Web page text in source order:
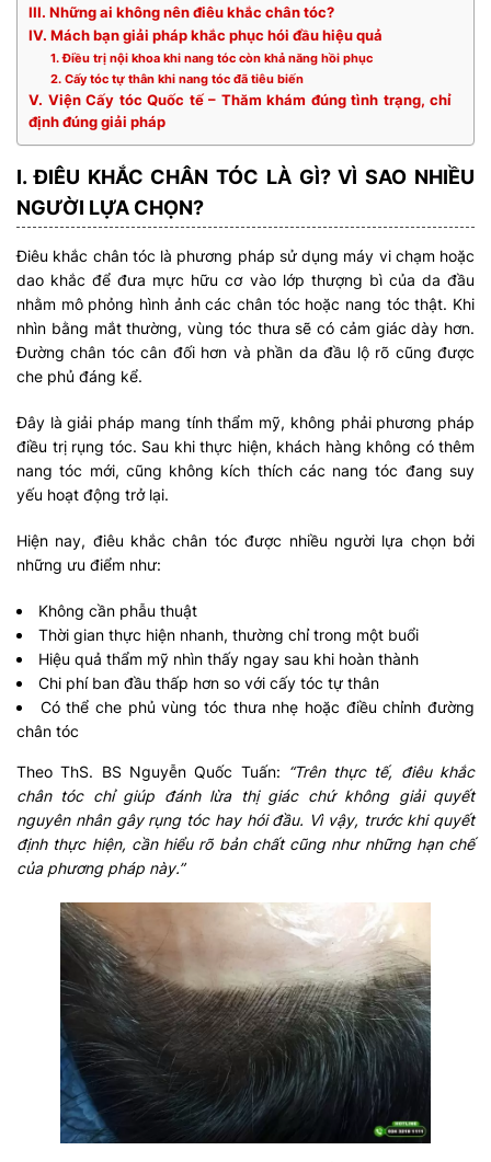
III. Những ai không nên điêu khắc chân tóc?
IV. Mách bạn giải pháp khắc phục hói đầu hiệu quả
1. Điều trị nội khoa khi nang tóc còn khả năng hồi phục
2. Cấy tóc tự thân khi nang tóc đã tiêu biến
V. Viện Cấy tóc Quốc tế – Thăm khám đúng tình trạng, chỉ
định đúng giải pháp
I. ĐIÊU KHẮC CHÂN TÓC LÀ GÌ? VÌ SAO NHIỀU
NGƯỜI LỰA CHỌN?
Điêu khắc chân tóc là phương pháp sử dụng máy vi chạm hoặc
dao khắc để đưa mực hữu cơ vào lớp thượng bì của da đầu
nhằm mô phỏng hình ảnh các chân tóc hoặc nang tóc thật. Khi
nhìn bằng mắt thường, vùng tóc thưa sẽ có cảm giác dày hơn.
Đường chân tóc cân đối hơn và phần da đầu lộ rõ cũng được
che phủ đáng kể.
Đây là giải pháp mang tính thẩm mỹ, không phải phương pháp
điều trị rụng tóc. Sau khi thực hiện, khách hàng không có thêm
nang tóc mới, cũng không kích thích các nang tóc đang suy
yếu hoạt động trở lại.
Hiện nay, điêu khắc chân tóc được nhiều người lựa chọn bởi
những ưu điểm như:
Không cần phẫu thuật
Thời gian thực hiện nhanh, thường chỉ trong một buổi
Hiệu quả thẩm mỹ nhìn thấy ngay sau khi hoàn thành
Chi phí ban đầu thấp hơn so với cấy tóc tự thân
Có thể che phủ vùng tóc thưa nhẹ hoặc điều chỉnh đường
chân tóc
Theo ThS. BS Nguyễn Quốc Tuấn: “Trên thực tế, điêu khắc
chân tóc chỉ giúp đánh lừa thị giác chứ không giải quyết
nguyên nhân gây rụng tóc hay hói đầu. Vì vậy, trước khi quyết
định thực hiện, cần hiểu rõ bản chất cũng như những hạn chế
của phương pháp này.”